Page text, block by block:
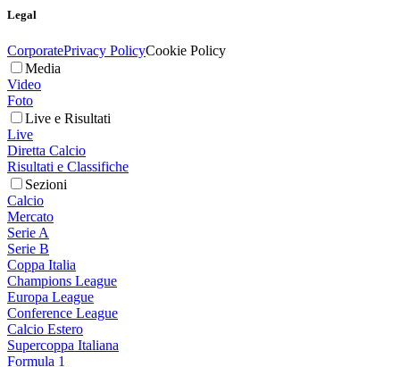
Legal
CorporatePrivacy PolicyCookie Policy
Media
Video
Foto
Live e Risultati
Live
Diretta Calcio
Risultati e Classifiche
Sezioni
Calcio
Mercato
Serie A
Serie B
Coppa Italia
Champions League
Europa League
Conference League
Calcio Estero
Supercoppa Italiana
Formula 1